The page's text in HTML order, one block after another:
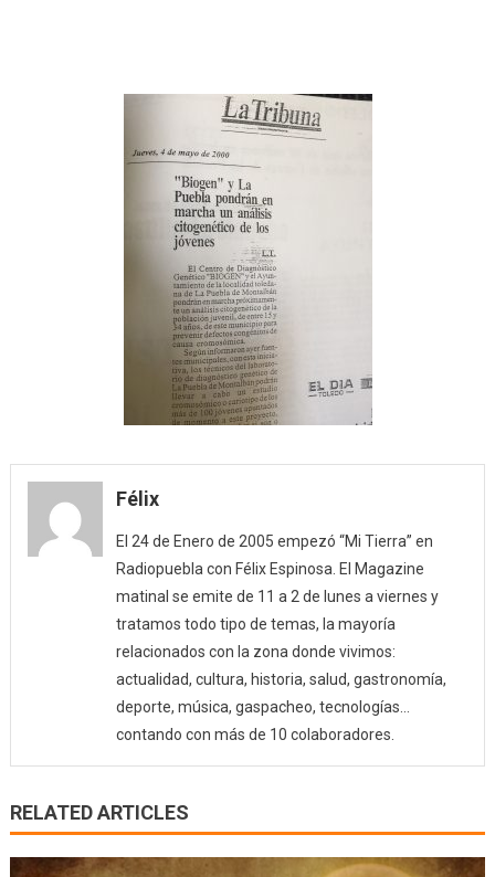
Félix
El 24 de Enero de 2005 empezó “Mi Tierra” en
Radiopuebla con Félix Espinosa. El Magazine
matinal se emite de 11 a 2 de lunes a viernes y
tratamos todo tipo de temas, la mayoría
relacionados con la zona donde vivimos:
actualidad, cultura, historia, salud, gastronomía,
deporte, música, gaspacheo, tecnologías…
contando con más de 10 colaboradores.
RELATED ARTICLES